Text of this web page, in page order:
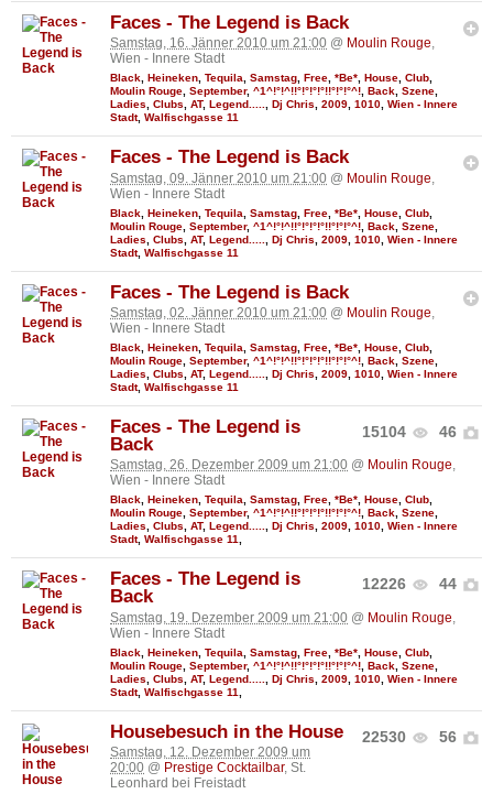
Faces - The Legend is Back
Samstag, 16. Jänner 2010 um 21:00 @ Moulin Rouge,
Wien - Innere Stadt
Black Heineken Tequila Samstag Free *Be* House Club
Moulin Rouge September, ^1^!°!^!!°!°!°!°!!°!°!°^! Back Szene
Ladies
Clubs AT, Legend..... Dj Chris 2009 1010 Wien - Innere
Stadt, Walfischgasse 11
Faces - The Legend is Back
Samstag, 09. Jänner 2010 um 21:00 @ Moulin Rouge
Wien - Innere Stadt
Black Heineken Tequila Samstag Free *Be* House Club
Moulin Rouge September, ^1^!°!^!!°!°!°!°!!°!°!°^! Back Szene
Ladies
Clubs AT, Legend..... Dj Chris 2009 1010 Wien - Innere
Stadt, Walfischgasse 11
Faces - The Legend is Back
Samstag, 02. Jänner 2010 um 21:00 @ Moulin Rouge,
Wien - Innere Stadt
Black Heineken Tequila Samstag Free *Be* House Club
Moulin Rouge September, ^1^!°!^!!°!°!°!°!!°!°!°^! Back Szene
Ladies
Clubs AT, Legend..... Dj Chris 2009 1010 Wien - Innere
Stadt, Walfischgasse 11
15104 46
Faces - The Legend is
Back
Samstag, 26. Dezember 2009 um 21:00 @ Moulin Rouge,
Wien - Innere Stadt
Black, Heineken, Tequila, Samstag, Free, *Be*, House, Club,
Moulin Rouge, September, ^1^!°!^!!°!°!°!°!!°!°!°^!, Back, Szene,
Ladies, Clubs, AT, Legend....., Dj Chris, 2009, 1010, Wien - Innere
Stadt, Walfischgasse 11,
12226 44
Faces - The Legend is
Back
Samstag, 19. Dezember 2009 um 21:00 @ Moulin Rouge
Wien - Innere Stadt
Black Heineken Tequila Samstag Free *Be* House Club
Moulin Rouge September, ^1^!°!^!!°!°!°!°!!°!°!°^! Back Szene
Ladies
Clubs AT, Legend..... Dj Chris 2009 1010 Wien - Innere
Stadt, Walfischgasse 11
22530 56
Housebesuch in the House
Samstag, 12. Dezember 2009 um
20:00 @ Prestige Cocktailbar, St.
Leonhard bei Freistadt